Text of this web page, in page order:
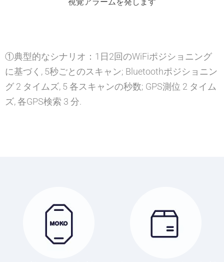
①典型的なシナリオ：1日2回のWiFiポジショニング
に基づく, 5秒ごとのスキャン; Bluetoothポジショニン
グ 2 タイムズ, 5 各スキャンの秒数; GPS測位 2 タイム
ズ, 各GPS検索 3 分.